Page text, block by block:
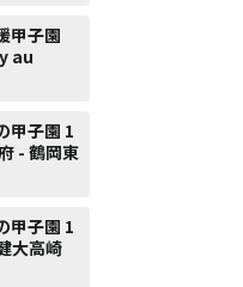
甲子園
au
甲子園 1
- 鶴岡東
甲子園 1
大高崎